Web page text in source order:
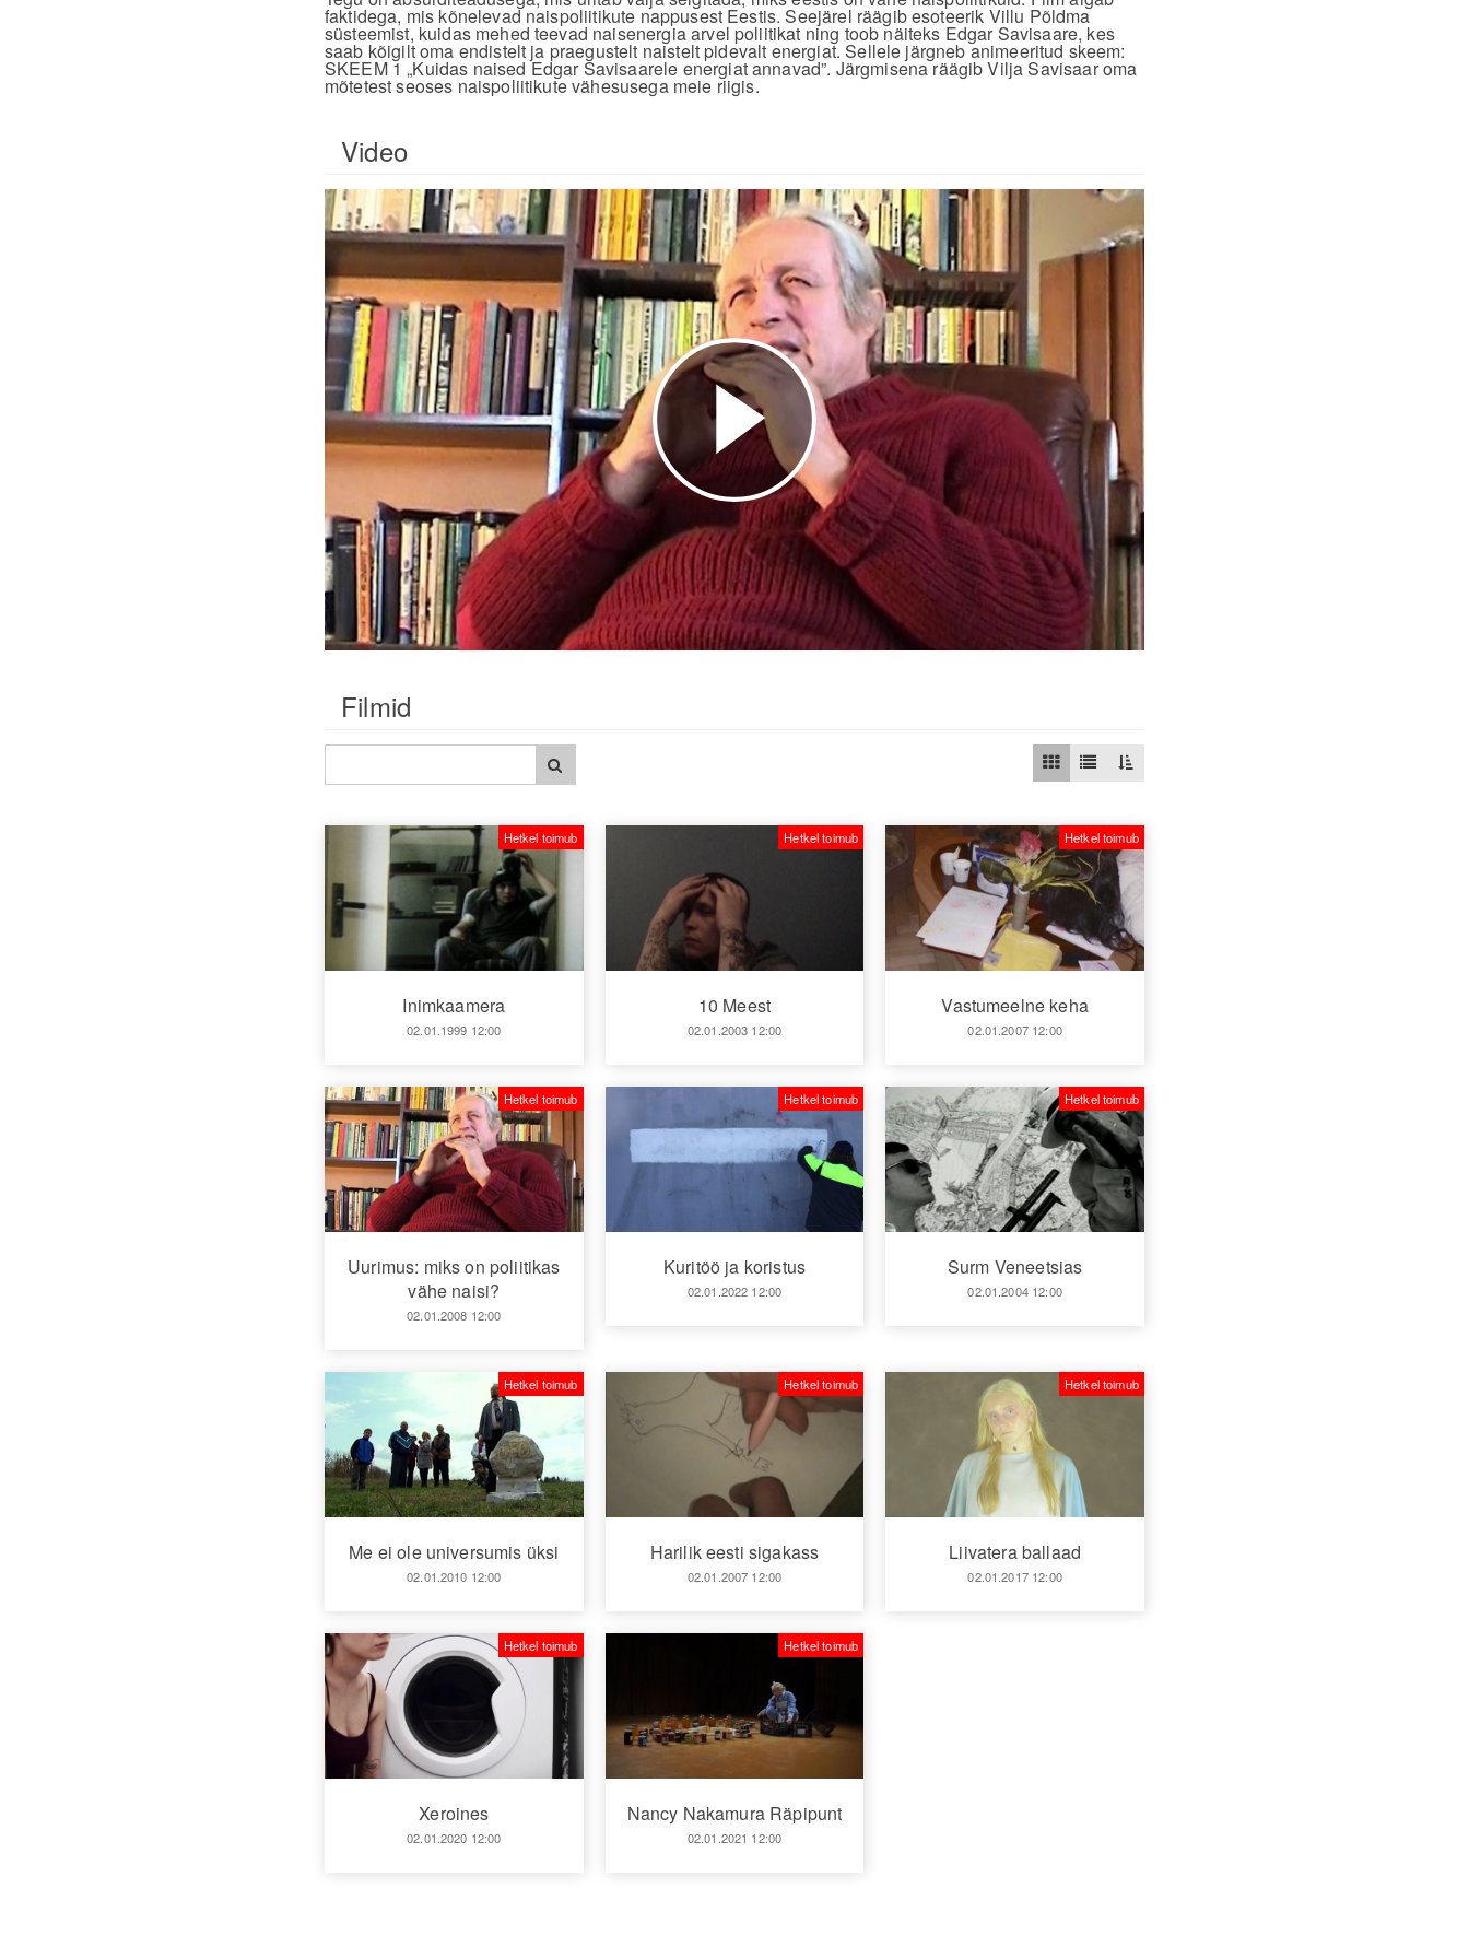
faktidega, mis kõnelevad naispoliitikute nappusest Eestis. Seejärel räägib esoteerik Villu Põldma
süsteemist, kuidas mehed teevad naisenergia arvel poliitikat ning toob näiteks Edgar Savisaare, kes
saab kõigilt oma endistelt ja praegustelt naistelt pidevalt energiat. Sellele järgneb animeeritud skeem:
SKEEM 1 „Kuidas naised Edgar Savisaarele energiat annavad”. Järgmisena räägib Vilja Savisaar oma
mõtetest seoses naispoliitikute vähesusega meie riigis.
Video
Esita
video
Filmid
Inimkaamera
02.01.1999 12:00
Hetkel toimub
10 Meest
02.01.2003 12:00
Hetkel toimub
Vastumeelne keha
02.01.2007 12:00
Hetkel toimub
Uurimus: miks on poliitikas
vähe naisi?
02.01.2008 12:00
Hetkel toimub
Kuritöö ja koristus
02.01.2022 12:00
Hetkel toimub
Surm Veneetsias
02.01.2004 12:00
Hetkel toimub
Me ei ole universumis üksi
02.01.2010 12:00
Hetkel toimub
Harilik eesti sigakass
02.01.2007 12:00
Hetkel toimub
Liivatera ballaad
02.01.2017 12:00
Hetkel toimub
Xeroines
02.01.2020 12:00
Hetkel toimub
Nancy Nakamura Räpipunt
02.01.2021 12:00
Hetkel toimub